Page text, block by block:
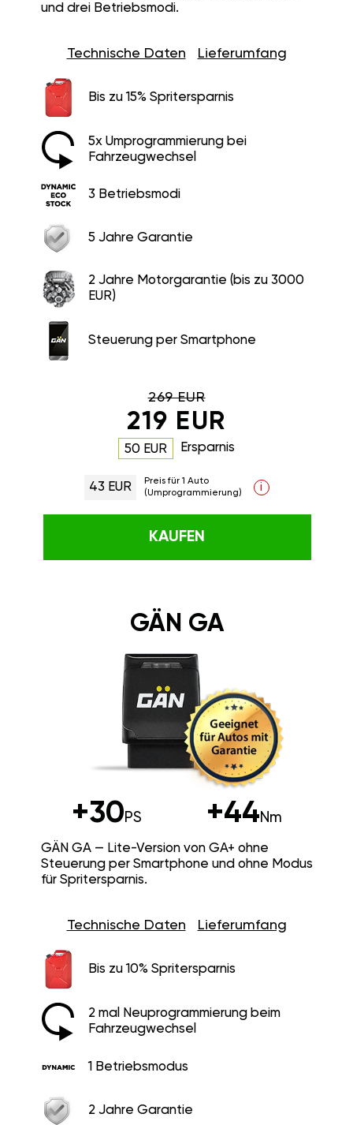
und drei Betriebsmodi.
Technische Daten Lieferumfang
Bis zu 15% Spritersparnis
5x Umprogrammierung bei
Fahrzeugwechsel
3 Betriebsmodi
5 Jahre Garantie
2 Jahre Motorgarantie (bis zu 3000
EUR)
Steuerung per Smartphone
269 EUR
219 EUR
50 EUR Ersparnis
43 EUR
Preis für 1 Auto
(Umprogrammierung)
i
KAUFEN
GÄN GA
+30PS +44Nm
GÄN GA — Lite-Version von GA+ ohne
Steuerung per Smartphone und ohne Modus
für Spritersparnis.
Technische Daten Lieferumfang
Bis zu 10% Spritersparnis
2 mal Neuprogrammierung beim
Fahrzeugwechsel
1 Betriebsmodus
2 Jahre Garantie